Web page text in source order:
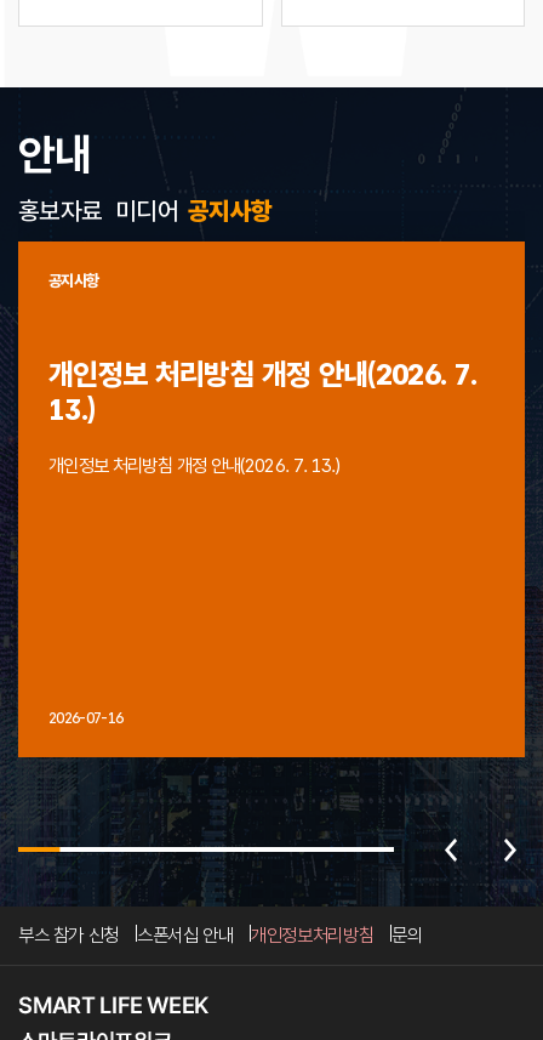
안내
공지사항
공지사항
개인정보 처리방침 개정 안내(2026. 7.
13.)
개인정보 처리방침 개정 안내(2026. 7. 13.)
2026-07-16
홍보자료 미디어
부스 참가 신청 스폰서십 안내 개인정보처리방침 문의